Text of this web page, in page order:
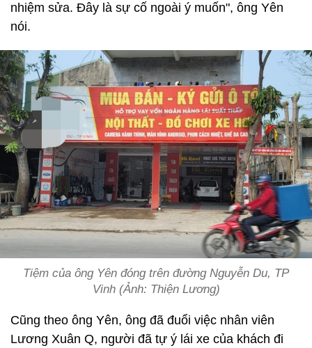
nhiệm sửa. Đây là sự cố ngoài ý muốn", ông Yên
nói.
Tiệm của ông Yên đóng trên đường Nguyễn Du, TP
Vinh (Ảnh: Thiện Lương)
Cũng theo ông Yên, ông đã đuổi việc nhân viên
Lương Xuân Q, người đã tự ý lái xe của khách đi